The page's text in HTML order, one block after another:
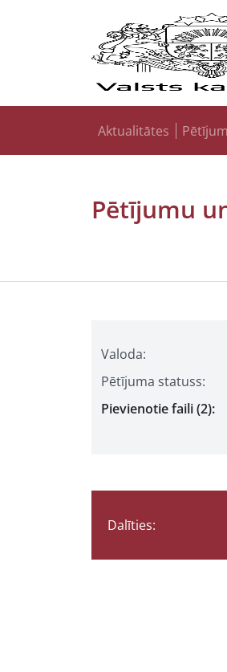
Aktualitātes
Pētījumu
Valoda:
Pētījuma statuss:
Pievienotie faili (2):
Dalīties: